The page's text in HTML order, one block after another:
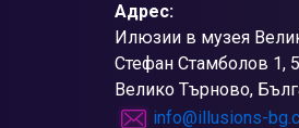
Адрес:
Илюзии в музея
Стефан Стамболов 1,
Велико Търново,
info@illusions-